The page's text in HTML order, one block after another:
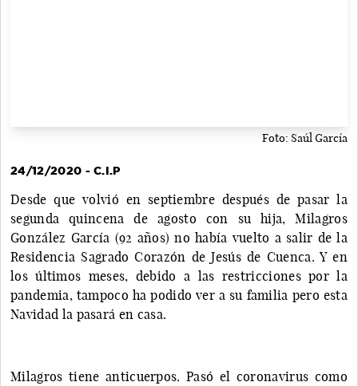
Foto: Saúl García
24/12/2020 - C.I.P
Desde que volvió en septiembre después de pasar la
segunda quincena de agosto con su hija, Milagros
González García (92 años) no había vuelto a salir de la
Residencia Sagrado Corazón de Jesús de Cuenca. Y en
los últimos meses, debido a las restricciones por la
pandemia, tampoco ha podido ver a su familia pero esta
Navidad la pasará en casa.
Milagros tiene anticuerpos. Pasó el coronavirus como